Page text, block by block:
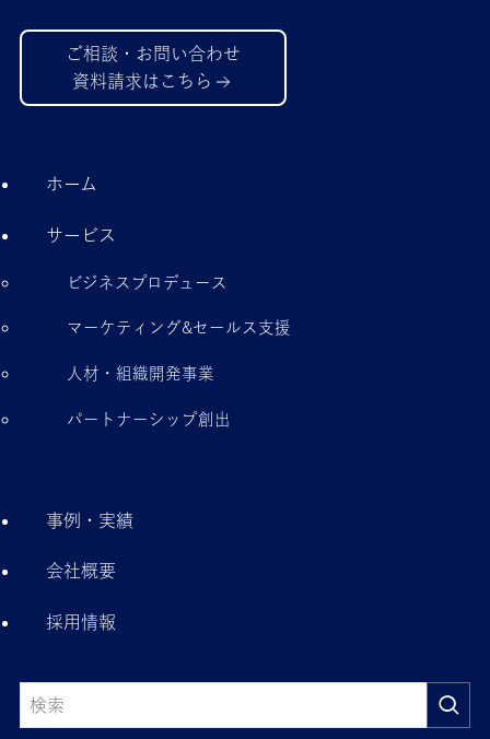
ご相談・お問い合わせ
資料請求はこちら
ホーム
サービス
ビジネスプロデュース
マーケティング&セールス支援
人材・組織開発事業
パートナーシップ創出
事例・実績
会社概要
採用情報